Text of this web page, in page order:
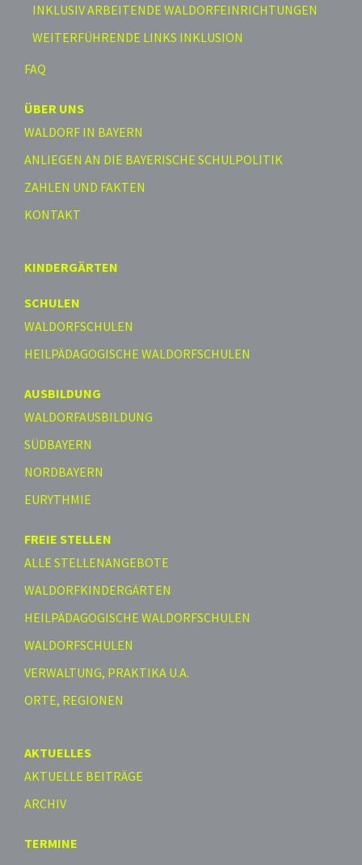
INKLUSIV ARBEITENDE WALDORFEINRICHTUNGEN
WEITERFÜHRENDE LINKS INKLUSION
FAQ
ÜBER UNS
WALDORF IN BAYERN
ANLIEGEN AN DIE BAYERISCHE SCHULPOLITIK
ZAHLEN UND FAKTEN
KONTAKT
KINDERGÄRTEN
SCHULEN
WALDORFSCHULEN
HEILPÄDAGOGISCHE WALDORFSCHULEN
AUSBILDUNG
WALDORFAUSBILDUNG
SÜDBAYERN
NORDBAYERN
EURYTHMIE
FREIE STELLEN
ALLE STELLENANGEBOTE
WALDORFKINDERGÄRTEN
HEILPÄDAGOGISCHE WALDORFSCHULEN
WALDORFSCHULEN
VERWALTUNG, PRAKTIKA U.A.
ORTE, REGIONEN
AKTUELLES
AKTUELLE BEITRÄGE
ARCHIV
TERMINE